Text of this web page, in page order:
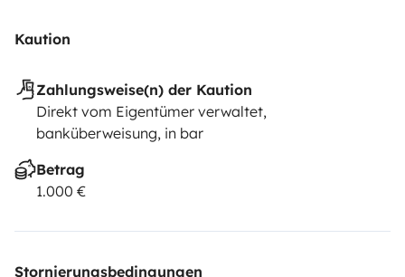
Kaution
Zahlungsweise(n) der Kaution
Direkt vom Eigentümer verwaltet,
banküberweisung, in bar
Betrag
1.000 €
Stornierungsbedingungen